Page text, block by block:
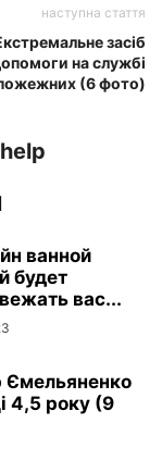
наступна стаття
засіб
на службі
(6 фото)
ванной
будет
вас...
Ємельяненко
4,5 року (9